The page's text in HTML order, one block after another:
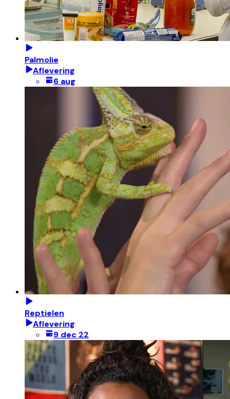
Palmolie
Aflevering
6 aug
Reptielen
Aflevering
9 dec 22